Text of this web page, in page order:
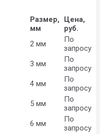
Размер,
мм
Цена,
руб.
2 мм
По
запросу
3 мм
По
запросу
4 мм
По
запросу
5 мм
По
запросу
6 мм
По
запросу